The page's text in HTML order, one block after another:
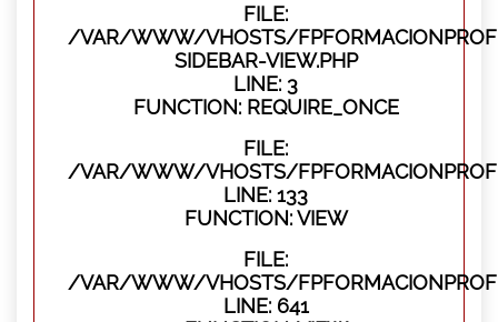
FILE:
/VAR/WWW/VHOSTS/
SIDEBAR-VIEW.PHP
LINE: 3
FUNCTION: REQUIRE_ONCE
FILE:
/VAR/WWW/VHOSTS/
LINE: 133
FUNCTION: VIEW
FILE:
/VAR/WWW/VHOSTS/
LINE: 641